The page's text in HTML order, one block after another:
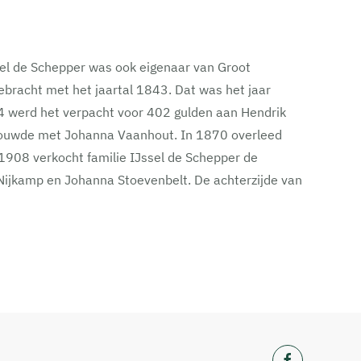
de Schepper was ook eigenaar van Groot
met het jaartal 1843. Dat was het jaar
het verpacht voor 402 gulden aan Hendrik
met Johanna Vaanhout. In 1870 overleed
verkocht familie IJssel de Schepper de
en Johanna Stoevenbelt. De achterzijde van